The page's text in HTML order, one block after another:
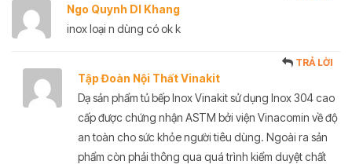
Ngo Quynh DI Khang
inox loại n dùng có ok k
Tập Đoàn Nội Thất Vinakit
TRẢ LỜI
Dạ sản phẩm tủ bếp Inox Vinakit sử dụng Inox 304 cao
cấp được chứng nhận ASTM bởi viện Vinacomin về độ
an toàn cho sức khỏe người tiêu dùng. Ngoài ra sản
phẩm còn phải thông qua quá trình kiểm duyệt chất